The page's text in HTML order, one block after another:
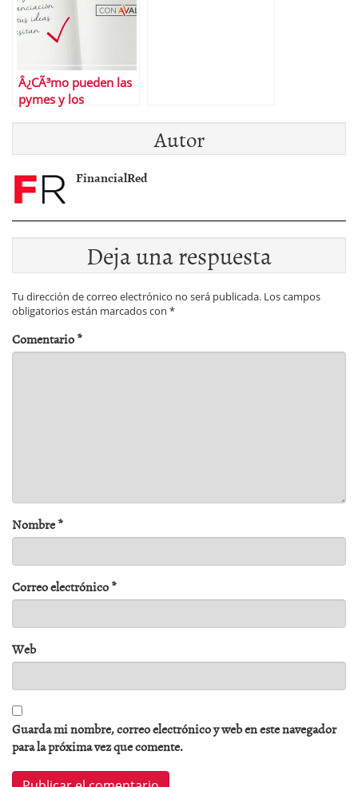
Â¿CÃ³mo pueden las
pymes y los
Autor
FinancialRed
Deja una respuesta
Tu dirección de correo electrónico no será publicada. Los campos
obligatorios están marcados con *
Comentario*
Nombre*
Correo electrónico*
Web
Guarda mi nombre, correo electrónico y web en este navegador
para la próxima vez que comente.